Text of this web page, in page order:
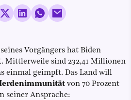
seines Vorgängers hat Biden
Mittlerweile sind 232,41 Millionen
einmal geimpft. Das Land will
von 70 Prozent
seiner Ansprache: